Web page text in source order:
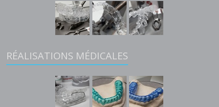
RÉALISATIONS MÉDICALES